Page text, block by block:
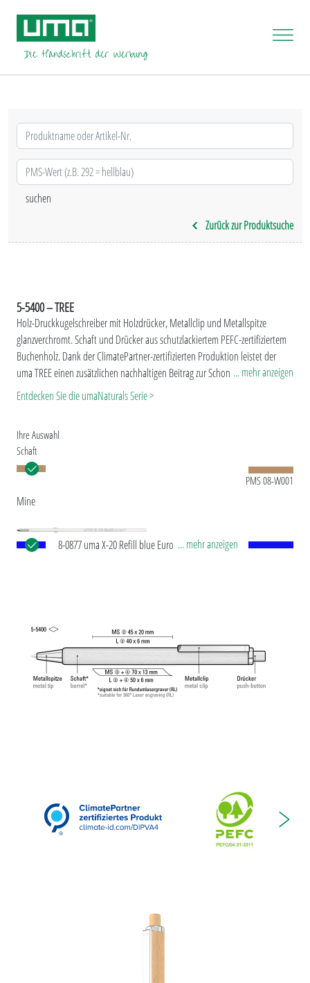
Zurück zur Produktsuche
5-5400 – TREE
Holz-Druckkugelschreiber mit Holzdrücker, Metallclip und Metallspitze
glanzverchromt. Schaft und Drücker aus schutzlackiertem PEFC-zertifiziertem
Buchenholz. Dank der ClimatePartner-zertifizierten Produktion leistet der
uma TREE einen zusätzlichen nachhaltigen Beitrag zur Schonung der Umwelt.
Der Naturstoff Holz variiert sowohl in der Farbigkeit des Holzes als auch in der
... mehr anzeigen
Entdecken Sie die umaNaturals Serie >
Ihre Auswahl
Schaft
PMS 08-W001
Mine
8-0877 uma X-20 Refill blue Europäische X-20
ISO 12757-2, dokumentenecht.
... mehr anzeigen